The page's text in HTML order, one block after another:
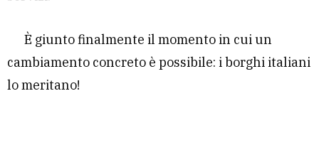
È giunto finalmente il momento in cui un
cambiamento concreto è possibile: i borghi italiani
lo meritano!